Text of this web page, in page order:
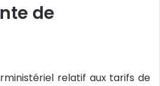
de
relatif aux tarifs de